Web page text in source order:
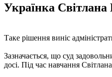
Українка
Таке рішення виніс
Зазначається, що суд
досі. Під час навчання